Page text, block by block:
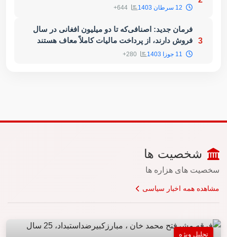
3
فرمان جدید: اصنافی‌که تا دو میلیون افغانی در سال
فروش دارند، از پرداخت مالیات کاملاً معاف هستند
شخصیت ها
سخصیت های هزاره ها
مشاهده همه اخبار سیاسی
تحلیل ویژه